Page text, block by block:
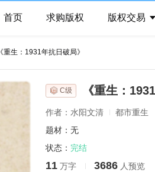
首页 求购版权 版权交易
《重生：1931年抗日破局》
C级 《重生：
作者：水阳文清
都市重生
题材：无
状态： 完结
11 万字 3686 人预览